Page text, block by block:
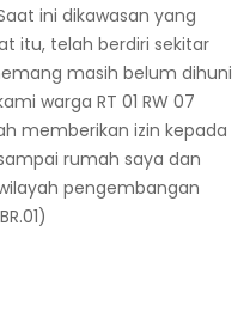
ini dikawasan yang
itu, telah berdiri sekitar
masih belum dihuni
warga RT 01 RW 07
memberikan izin kepada
rumah saya dan
pengembangan